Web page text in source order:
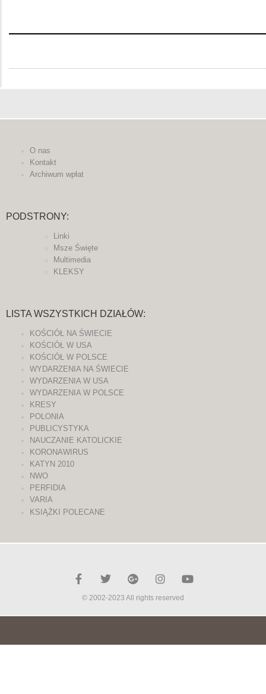
O nas
Kontakt
Archiwum wpłat
PODSTRONY:
Linki
Msze Święte
Multimedia
KLEKSY
LISTA WSZYSTKICH DZIAŁÓW:
KOŚCIÓŁ NA ŚWIECIE
KOŚCIÓŁ W USA
KOŚCIÓŁ W POLSCE
WYDARZENIA NA ŚWIECIE
WYDARZENIA W USA
WYDARZENIA W POLSCE
KRESY
POLONIA
PUBLICYSTYKA
NAUCZANIE KATOLICKIE
KORONAWIRUS
KATYN 2010
NWO
PERFIDIA
VARIA
KSIĄŻKI POLECANE
© 2002-2023 All rights reserved